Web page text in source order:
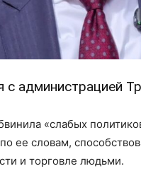
с администрацией
«слабых
ее словам,
и торговле людьми.